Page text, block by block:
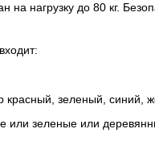
на нагрузку до 80 кг.
красный, зеленый, синий,
или зеленые или